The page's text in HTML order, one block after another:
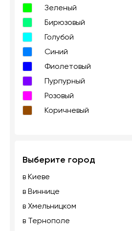
Зеленый
Бирюзовый
Голубой
Синий
Фиолетовый
Пурпурный
Розовый
Коричневый
Выберите город
в Киеве
в Виннице
в Хмельницком
в Тернополе